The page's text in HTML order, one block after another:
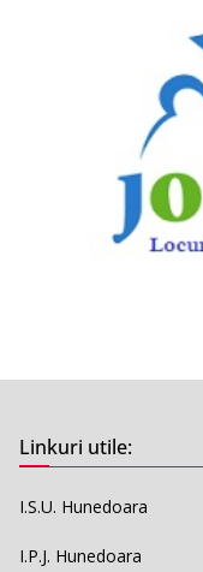
Linkuri utile:
I.S.U. Hunedoara
I.P.J. Hunedoara